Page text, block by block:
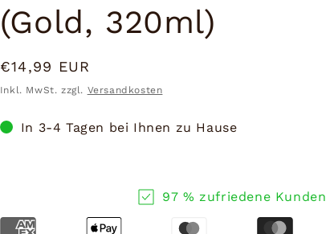
(Gold, 320ml)
Normaler
Preis
€14,99 EUR
Inkl. MwSt. zzgl. Versandkosten
In 3-4 Tagen bei Ihnen zu Hause
97 % zufriedene Kunden